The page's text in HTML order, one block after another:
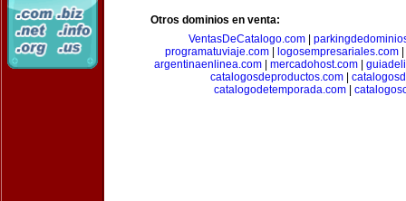
Otros dominios en venta:
VentasDeCatalogo.com|
programatuviaje.com| logosempresariales.com|
argentinaenlinea.com| mercadohost.com|
catalogosdeproductos.com
catalogodetemporada.com